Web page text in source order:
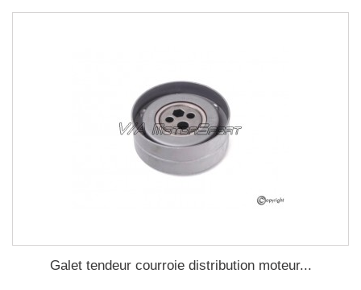
Galet tendeur courroie distribution moteur...